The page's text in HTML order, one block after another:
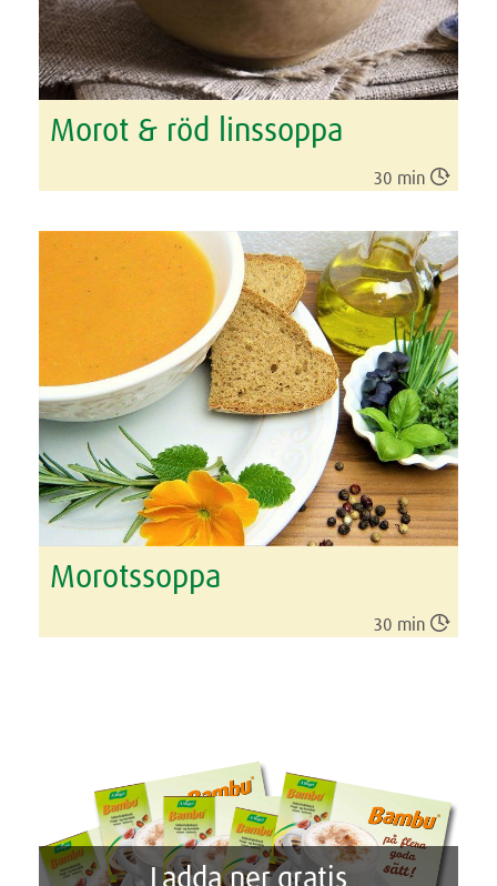
Morot & röd linssoppa
30 min 
Morotssoppa
30 min 